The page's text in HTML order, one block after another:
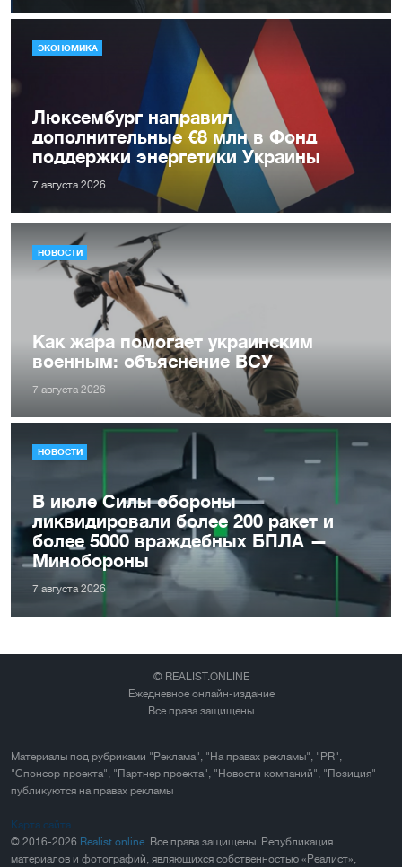
ЭКОНОМИКА
Люксембург направил
дополнительные €8 млн в Фонд
поддержки энергетики Украины
7 августа 2026
НОВОСТИ
Как жара помогает украинским
военным: объяснение ВСУ
7 августа 2026
НОВОСТИ
В июле Силы обороны
ликвидировали более 200 ракет и
более 5000 враждебных БПЛА —
Минобороны
7 августа 2026
© REALIST.ONLINE
Ежедневное онлайн-издание
Все права защищены
Материалы под рубриками "Реклама", "На правах рекламы", "PR",
"Спонсор проекта", "Партнер проекта", "Новости компаний", "Позиция"
публикуются на правах рекламы
Карта сайта
© 2016-2026 Realist.online . Все права защищены. Републикация
материалов и фотографий, являющихся собственностью «Реалист»,